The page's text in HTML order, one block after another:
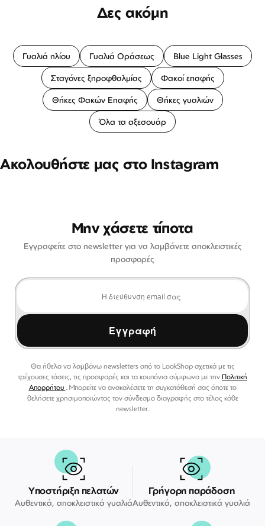
Δες ακόμη
Γυαλιά ηλίου Γυαλιά Οράσεως Blue Light Glasses
Σταγόνες ξηροφθαλμίας Φακοί επαφής
Θήκες Φακών Επαφής Θήκες γυαλιών
Όλα τα αξεσουάρ
Ακολουθήστε μας στο Instagram
Μην χάσετε τίποτα
Εγγραφείτε στο newsletter για να λαμβάνετε αποκλειστικές
προσφορές
Εγγραφή
Θα ήθελα να λαμβάνω newsletters από το LookShop σχετικά με τις
τρέχουσες τάσεις, τις προσφορές και τα κουπόνια σύμφωνα με την Πολιτική
Απορρήτου . Μπορείτε να ανακαλέσετε τη συγκατάθεσή σας όποτε το
θελήσετε χρησιμοποιώντας τον σύνδεσμο διαγραφής στο τέλος κάθε
newsletter.
Υποστήριξη πελατών
Αυθεντικά, αποκλειστικά γυαλιά
Γρήγορη παράδοση
Αυθεντικά, αποκλειστικά γυαλιά